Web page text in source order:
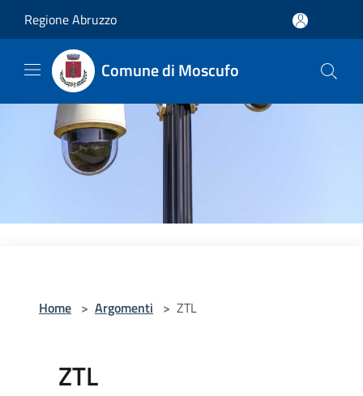
Regione Abruzzo
Comune di Moscufo
Home > Argomenti > ZTL
ZTL